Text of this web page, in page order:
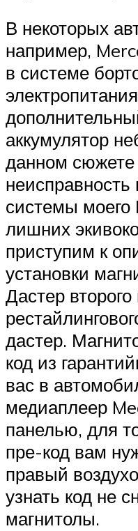
В некоторых
например,
в системе
аккумулятор
данном сюжете
системы моего
лишних
приступим к
установки
Дастер второго
дастер.
код из
вас в
медиаплеер
панелью, для
пре-код вам
правый
узнать код не
магнитолы.